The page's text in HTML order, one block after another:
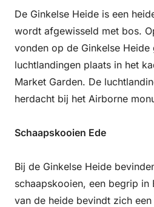
De Ginkelse Heide is een
wordt afgewisseld met bos.
vonden op de Ginkelse Heide
luchtlandingen plaats in het
Market Garden. De
herdacht bij het Airborne
Schaapskooien Ede
Bij de Ginkelse Heide
schaapskooien, een begrip in
van de heide bevindt zich